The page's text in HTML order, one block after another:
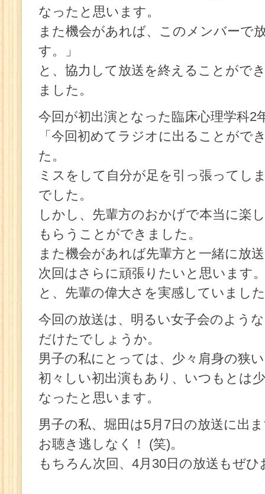
なったと思います。
また機会があれば、このメンバーで
す。」
と、協力して放送を終えることがで
ました。
今回が初出演となった臨床心理学科2
「今回初めてラジオに出ることがで
た。
ミスをして自分が足を引っ張ってし
でした。
しかし、先輩方のおかげで本当に楽
もらうことができました。
また機会があれば先輩方と一緒に放
次回はさらに頑張りたいと思います
と、先輩の偉大さを実感していまし
今回の放送は、明るい女子会のよう
だけたでしょうか。
男子の私にとっては、少々肩身の狭
初々しい初出演もあり、いつもとは
なったと思います。
男子の私、堀田は5月7日の放送に出
お聴き逃しなく！ (笑)。
もちろん次回、4月30日の放送もぜ